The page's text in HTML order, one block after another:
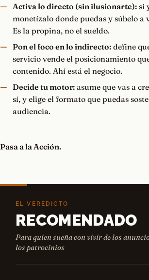
Activa lo directo (sin ilusionarte):si
monetízalo donde puedas y súbelo a
Es la propina, no el sueldo.
Pon el foco en lo indirecto:define
servicio vende el posicionamiento
contenido. Ahí está el negocio.
Decide tu motor:asume que vas a
sí, y elige el formato que puedas
audiencia.
Pasa a la Acción.
EL VEREDICTO
RECOMENDADO
Para quien sueña con vivir de los
los patrocinios